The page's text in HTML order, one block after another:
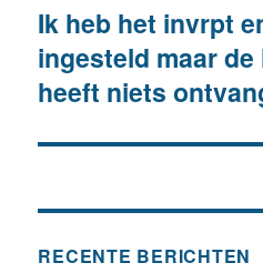
Volgend
bericht:
Ik heb het invrpt
ingesteld maar
heeft niets
RECENTE BERICHTEN